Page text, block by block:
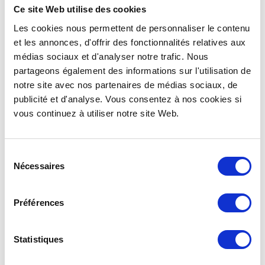
Ce site Web utilise des cookies
Les cookies nous permettent de personnaliser le contenu
et les annonces, d'offrir des fonctionnalités relatives aux
médias sociaux et d'analyser notre trafic. Nous
partageons également des informations sur l'utilisation de
notre site avec nos partenaires de médias sociaux, de
publicité et d'analyse. Vous consentez à nos cookies si
vous continuez à utiliser notre site Web.
Nécessaires
Préférences
Statistiques
Ich bin ein Manager eines Campingplatzes
unzerbrechlichen Kunststoffbehältern für
ENTDECKEN >